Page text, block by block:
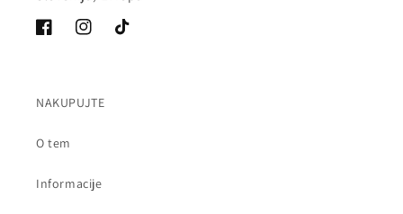
FacebookInstagram
Tik
NAKUPUJTE
O tem
Informacije